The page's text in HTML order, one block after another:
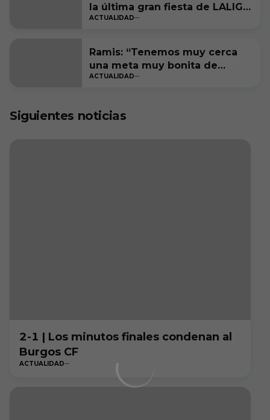
la última gran fiesta de LALIGA
Genuine Moeve
ACTUALIDAD
Ramis: “Tenemos muy cerca
una meta muy bonita de
cumplir”
ACTUALIDAD
Siguientes noticias
2-1 | Los minutos finales condenan al
Burgos CF
ACTUALIDAD